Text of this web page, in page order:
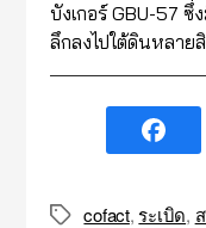
บังเกอร์ GBU-57 ซึ่
ลึกลงไปใต้ดินหลาย
Tagscofact, ระเบิด,